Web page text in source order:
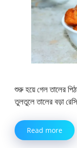
শুরু হয়ে গেল তালের
তুলতুলে তালের বড়া
Read more